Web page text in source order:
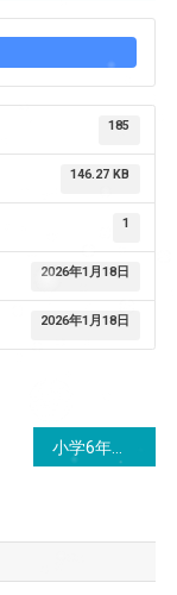
185
146.27 KB
1
2026年1月18日
2026年1月18日